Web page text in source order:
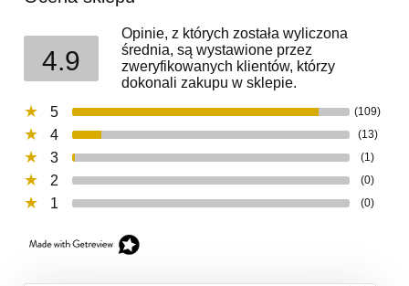
4.9
Opinie, z których została wyliczona
średnia, są wystawione przez
zweryfikowanych klientów, którzy
dokonali zakupu w sklepie.
5
(109)
4 (13)
3 (1)
2 (0)
1 (0)